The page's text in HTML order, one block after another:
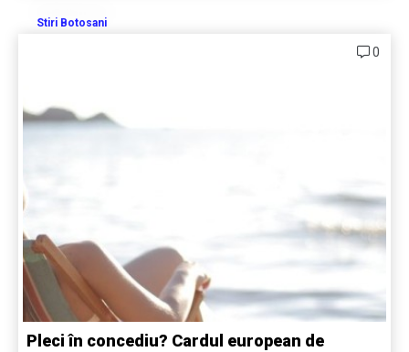
Stiri Botosani
0
Pleci în concediu? Cardul european de